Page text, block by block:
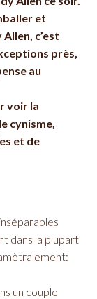
et
c’est
près,
au
voir la
cynisme,
et de
dans la plupart
un couple